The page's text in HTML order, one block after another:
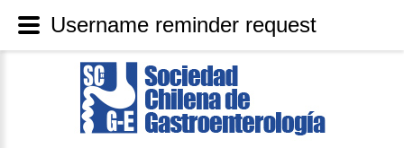
Username reminder request